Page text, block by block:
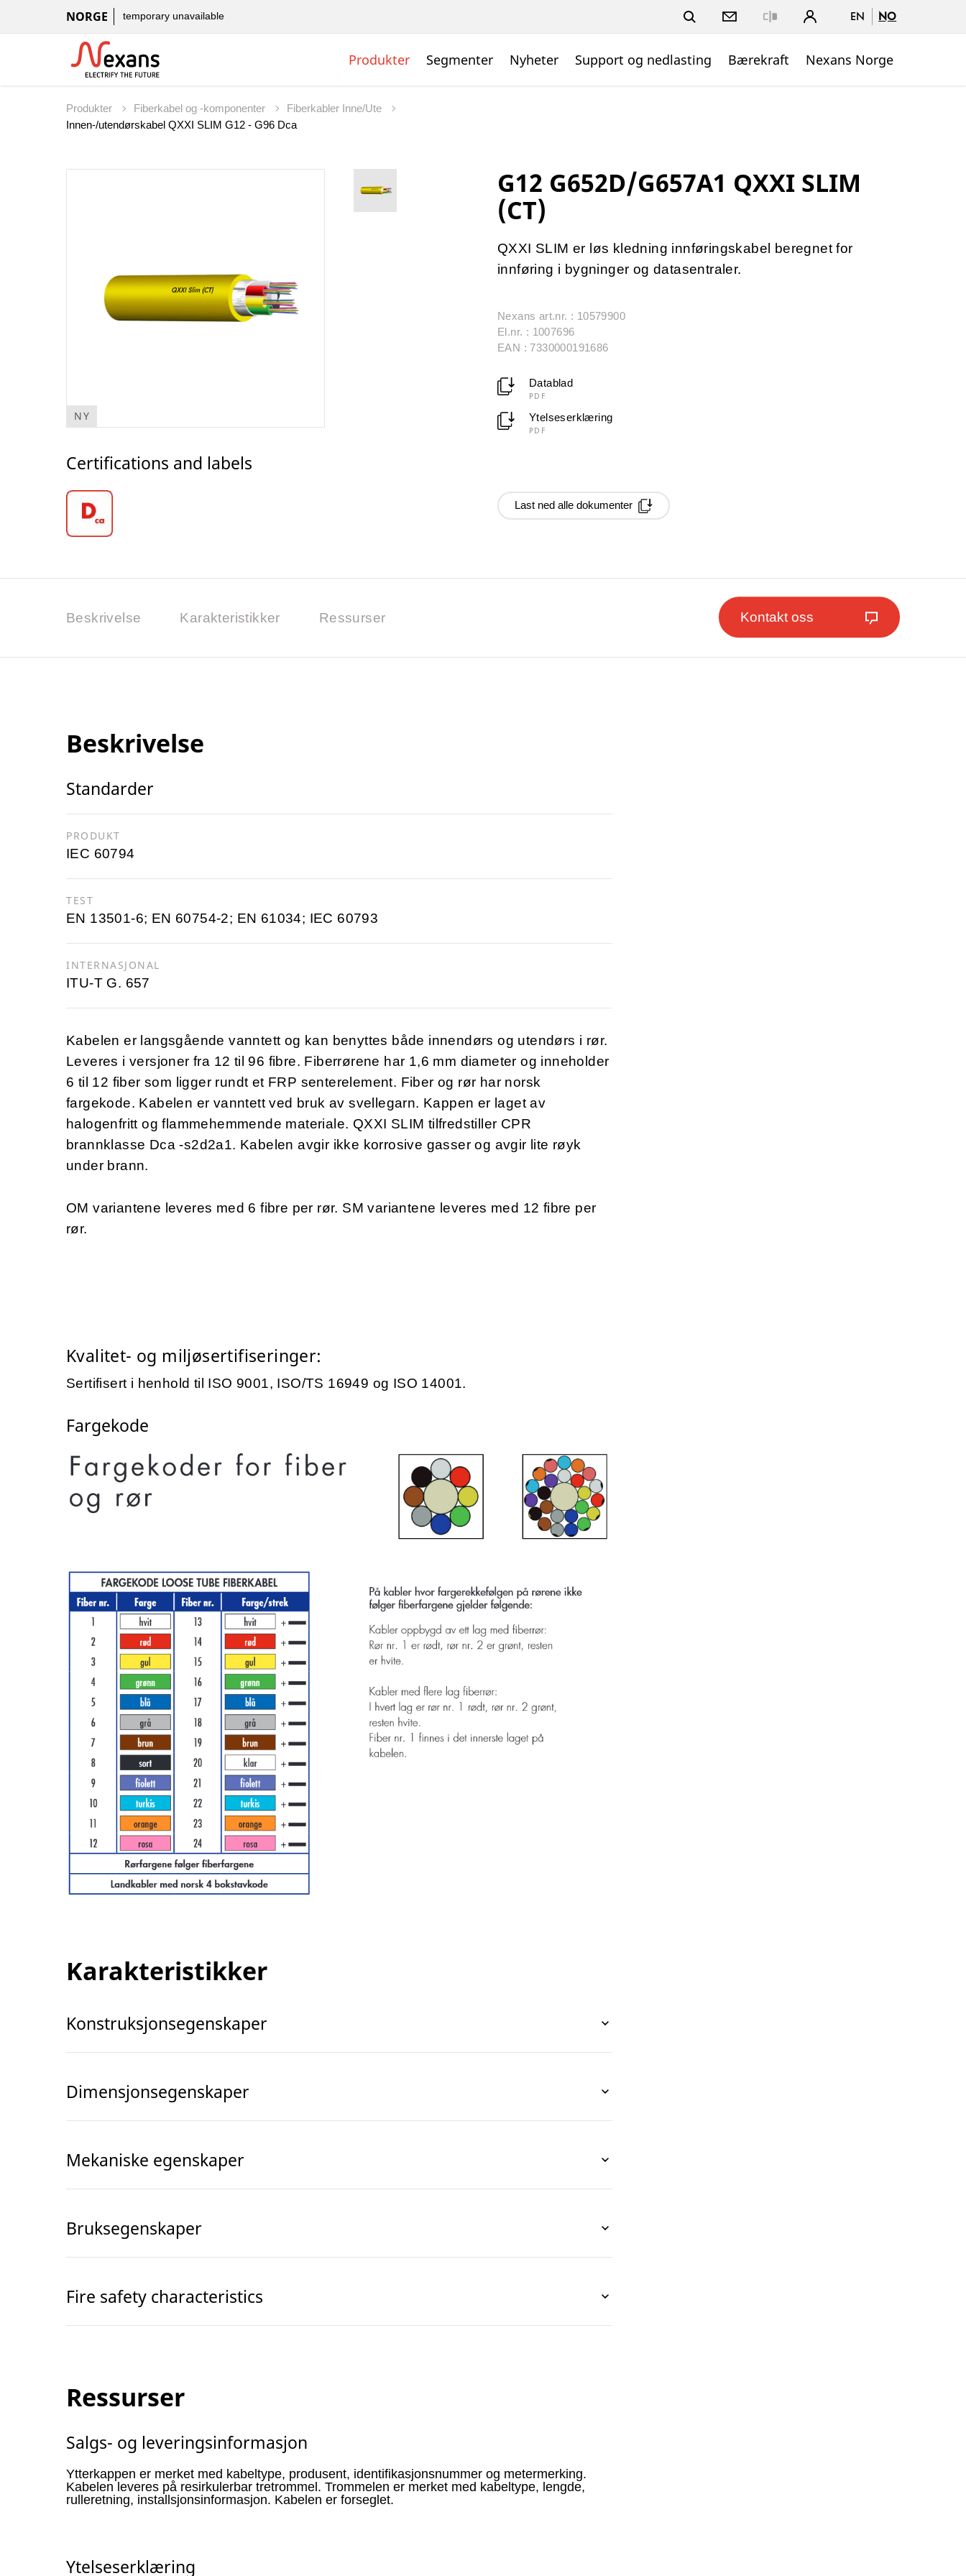
NORGE temporary unavailable EN NO
Produkter Segmenter Nyheter Support og nedlasting Bærekraft Nexans Norge
Produkter Fiberkabel og -komponenter
Fiberkabler Inne/Ute
Innen-/utendørskabel QXXI SLIM G12 - G96 Dca
NY
Certifications and labels
G12 G652D/G657A1 QXXI SLIM
(CT)
QXXI SLIM er løs kledning innføringskabel beregnet for
innføring i bygninger og datasentraler.
Nexans art.nr. : 10579900
El.nr. : 1007696
EAN : 7330000191686
Datablad
PDF
Ytelseserklæring
PDF
Last ned alle dokumenter
Beskrivelse Karakteristikker Ressurser Kontakt oss
Beskrivelse
Standarder
PRODUKT
IEC 60794
TEST
EN 13501-6; EN 60754-2; EN 61034; IEC 60793
INTERNASJONAL
ITU-T G. 657
Kabelen er langsgående vanntett og kan benyttes både innendørs og utendørs i rør.
Leveres i versjoner fra 12 til 96 fibre. Fiberrørene har 1,6 mm diameter og inneholder
6 til 12 fiber som ligger rundt et FRP senterelement. Fiber og rør har norsk
fargekode. Kabelen er vanntett ved bruk av svellegarn. Kappen er laget av
halogenfritt og flammehemmende materiale. QXXI SLIM tilfredstiller CPR
brannklasse Dca -s2d2a1. Kabelen avgir ikke korrosive gasser og avgir lite røyk
under brann.
OM variantene leveres med 6 fibre per rør. SM variantene leveres med 12 fibre per
rør.
Kvalitet- og miljøsertifiseringer:
Sertifisert i henhold til ISO 9001, ISO/TS 16949 og ISO 14001.
Fargekode
Karakteristikker
Konstruksjonsegenskaper
Dimensjonsegenskaper
Mekaniske egenskaper
Bruksegenskaper
Fire safety characteristics
Ressurser
Salgs- og leveringsinformasjon
Ytterkappen er merket med kabeltype, produsent, identifikasjonsnummer og metermerking.
Kabelen leveres på resirkulerbar tretrommel. Trommelen er merket med kabeltype, lengde,
rulleretning, installsjonsinformasjon. Kabelen er forseglet.
Ytelseserklæring